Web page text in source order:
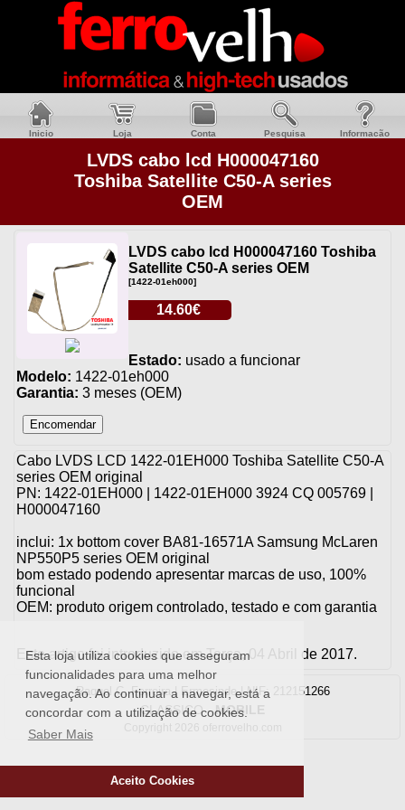
Esta loja utiliza cookies que asseguram
funcionalidades para uma melhor
navegação. Ao continuar a navegar, está a
concordar com a utilização de cookies.
Saber Mais
Aceito Cookies
Inicio Loja Conta Pesquisa Informacão
LVDS cabo lcd H000047160
Toshiba Satellite C50-A series
OEM
LVDS cabo lcd H000047160 Toshiba
Satellite C50-A series OEM
[1422-01eh000]
14.60€
Estado: usado a funcionar
Modelo: 1422-01eh000
Garantia: 3 meses (OEM)
Cabo LVDS LCD 1422-01EH000 Toshiba Satellite C50-A
series OEM original
PN: 1422-01EH000 | 1422-01EH000 3924 CQ 005769 |
H000047160
inclui: 1x bottom cover BA81-16571A Samsung McLaren
NP550P5 series OEM original
bom estado podendo apresentar marcas de uso, 100%
funcional
OEM: produto origem controlado, testado e com garantia
Este artigo foi introduzido em Terça, 04 Abril de 2017.
Raquel C. Ferreira | Ermesinde | NIF: 212151266
CLASSICO-MOBILE
Copyright 2026 oferrovelho.com